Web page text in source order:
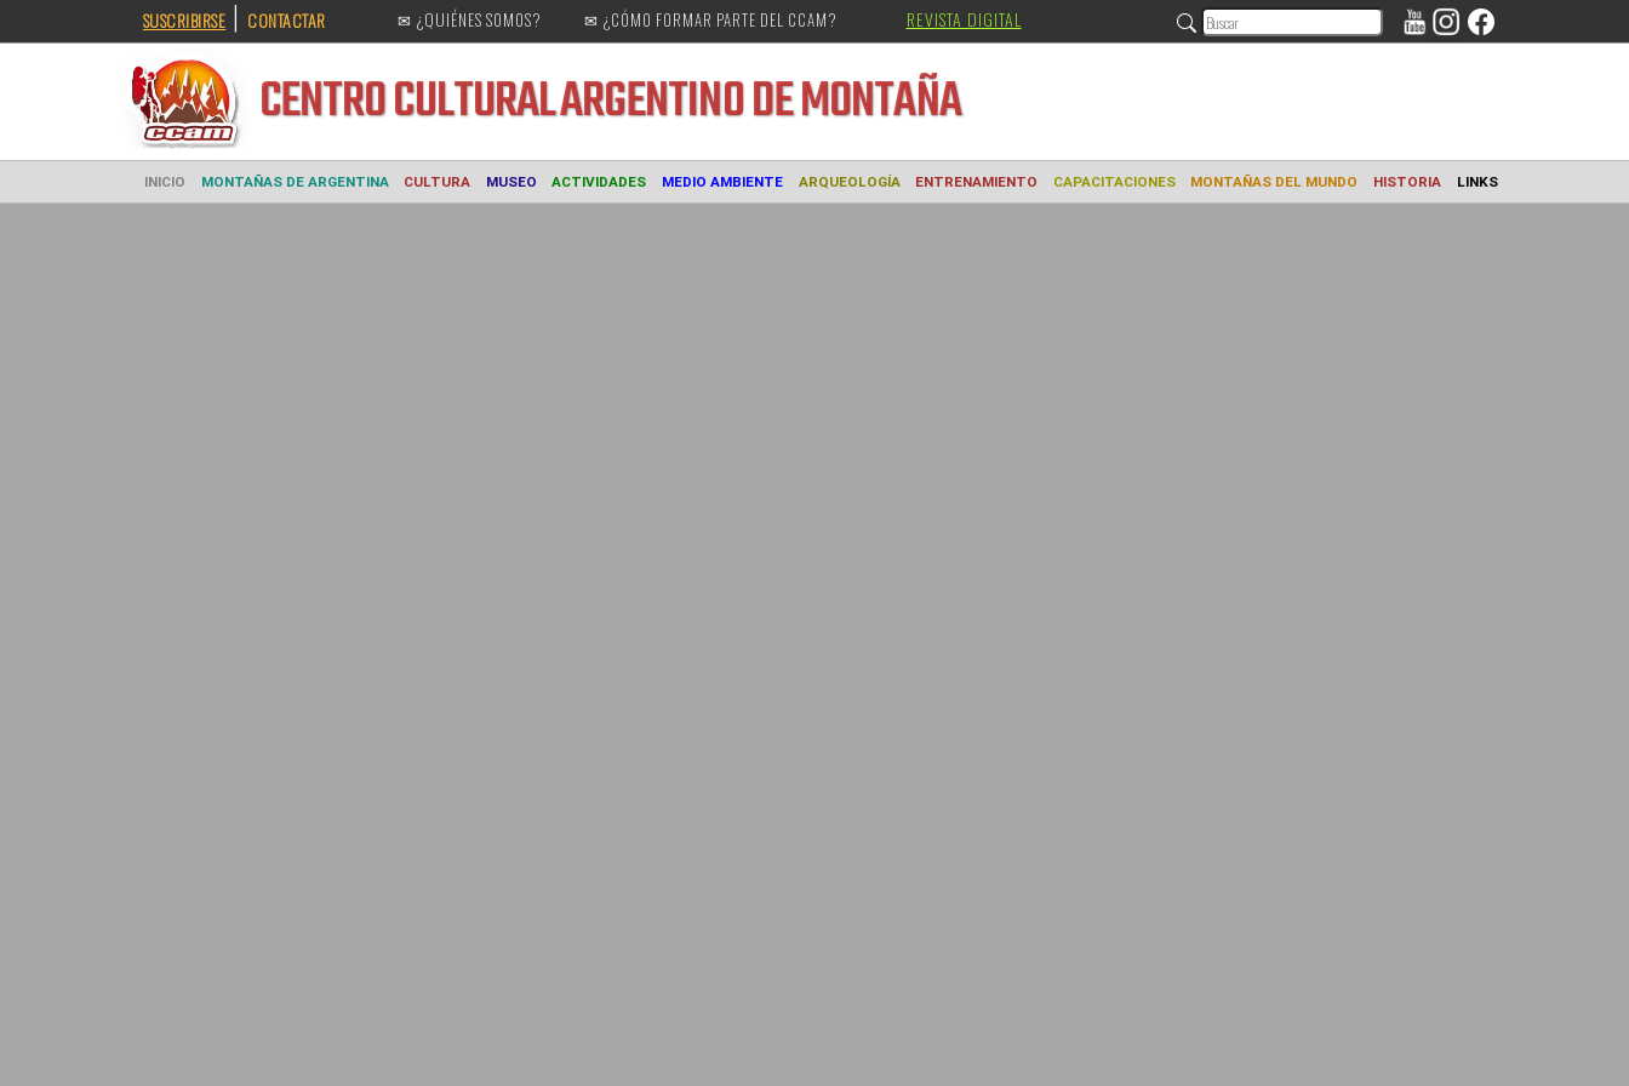
SUSCRIBIRSE | CONTACTAR ✉ ¿QUIÉNES SOMOS? ✉ ¿CÓMO FORMAR PARTE DEL CCAM? REVISTA DIGITAL
CENTRO CULTURALARGENTINO DE MONTAÑA
INICIO MONTAÑAS DE ARGENTINA CULTURA MUSEO ACTIVIDADES MEDIO AMBIENTE ARQUEOLOGÍA ENTRENAMIENTO CAPACITACIONES MONTAÑAS DEL MUNDO HISTORIA